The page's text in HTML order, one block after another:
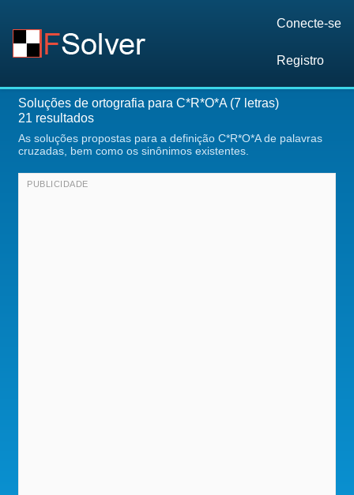
Conecte-se
Registro
Soluções de ortografia para C*R*O*A (7 letras)
21 resultados
As soluções propostas para a definição C*R*O*A de palavras
cruzadas, bem como os sinônimos existentes.